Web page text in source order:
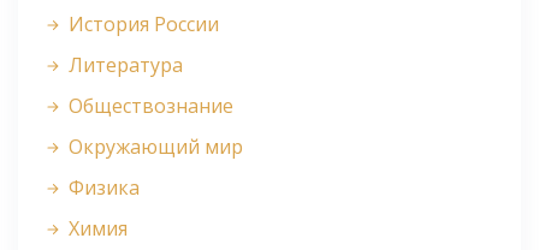
История России
Литература
Обществознание
Окружающий мир
Физика
Химия